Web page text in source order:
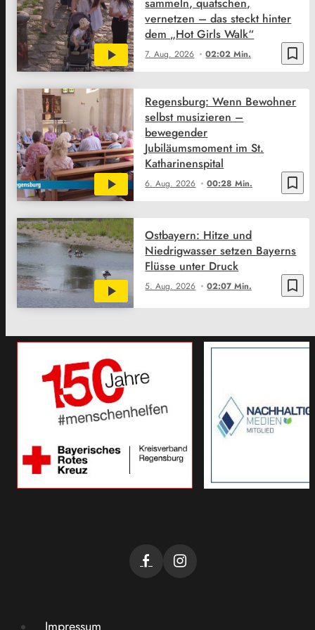
bookmark_border
7. Aug. 2026 02:02 Min.
vernetzen – das steckt hinter
dem „Hot Girls Walk“
bookmark_border
6. Aug. 2026 00:28 Min.
Regensburg: Wenn Bewohner
selbst musizieren –
bewegender
Jubiläumsmoment im St.
Katharinenspital
bookmark_border
5. Aug. 2026 02:07 Min.
Ostbayern: Hitze und
Niedrigwasser setzen Bayerns
Flüsse unter Druck